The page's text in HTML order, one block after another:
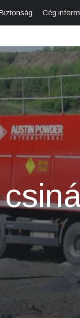
Cég